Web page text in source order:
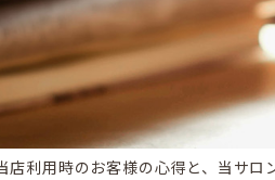
店利用時のお客様の心得と、当サロ